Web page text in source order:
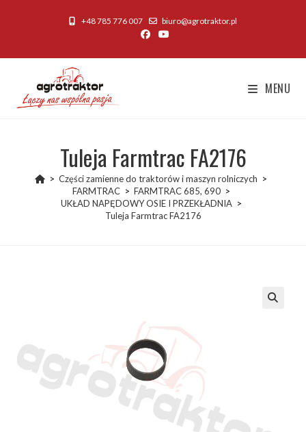
+48 785 776 007 biuro@agrotraktor.pl
MENU
Tuleja Farmtrac FA2176
> Części zamienne do traktorów i maszyn rolniczych >
FARMTRAC > FARMTRAC 685, 690 >
UKŁAD NAPĘDOWY OSIE I PRZEKŁADNIA >
Tuleja Farmtrac FA2176